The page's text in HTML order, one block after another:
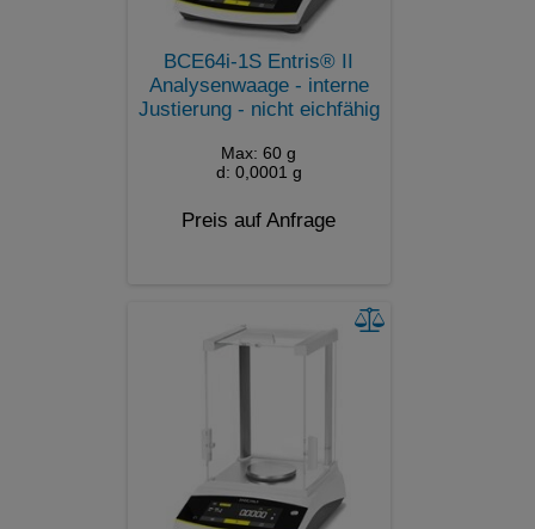
BCE64i-1S Entris® II
Analysenwaage - interne
Justierung - nicht eichfähig
Max: 60 g
d: 0,0001 g
Preis auf Anfrage